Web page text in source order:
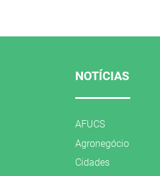
NOTÍCIAS
AFUCS
Agronegócio
Cidades